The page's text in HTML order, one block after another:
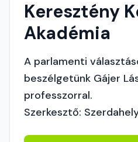
Keresztény
Akadémia
A parlamenti
beszélgetünk Gájer
professzorral.
Szerkesztő: